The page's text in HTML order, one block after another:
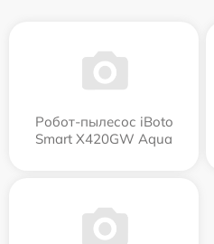
Робот-пылесос iBoto
Smart Х420GW Aqua